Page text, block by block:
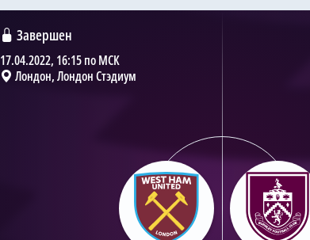
Завершен
17.04.2022, 16:15 по МСК
Лондон, Лондон Стэдиум